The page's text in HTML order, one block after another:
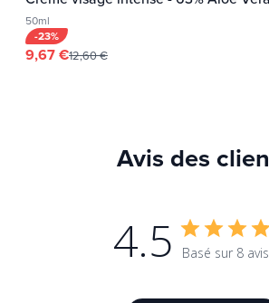
50ml
-23%
9,67 €12,60 €
Avis des
4.5 Basé sur 8 avis